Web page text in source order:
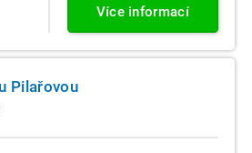
Více informací
Pilařovou